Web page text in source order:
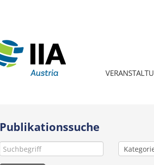
Publikationssuche